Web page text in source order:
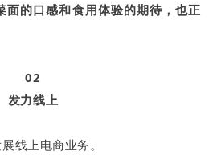
面的口感和食用体验的期待，也正
02
发力线上
线上电商业务。